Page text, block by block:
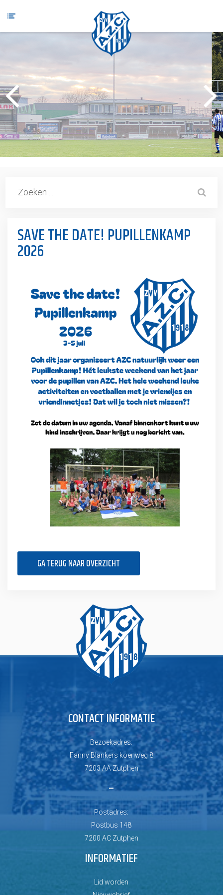
SAVE THE DATE! PUPILLENKAMP
2026
GA TERUG NAAR OVERZICHT
CONTACT INFORMATIE
Bezoekadres:
Fanny Blankers koenweg 8
7203 AA Zutphen
–
Postadres:
Postbus 148
7200 AC Zutphen
INFORMATIEF
Lid worden